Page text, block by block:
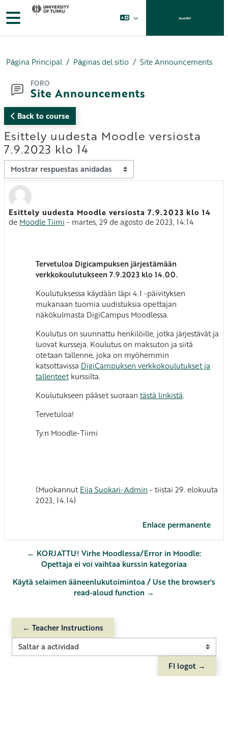
Salta al contenido principal
Panel lateral Acceder
Página Principal Páginas del sitio Site Announcements
FORO
Site Announcements
Back to course
Esittely uudesta Moodle versiosta
7.9.2023 klo 14
Mostrar modo
Esittely uudesta Moodle versiosta 7.9.2023 klo 14
de Moodle Tiimi - martes, 29 de agosto de 2023, 14:14
Número de respuestas: 0
Tervetuloa Digicampuksen järjestämään
verkkokoulutukseen 7.9.2023 klo 14.00.
Koulutuksessa käydään läpi 4.1 -päivityksen
mukanaan tuomia uudistuksia opettajan
näkökulmasta DigiCampus Moodlessa.
Koulutus on suunnattu henkilöille, jotka järjestävät ja
luovat kursseja. Koulutus on maksuton ja siitä
otetaan tallenne, joka on myöhemmin
katsottavissa DigiCampuksen verkkokoulutukset ja
tallenteetkurssilta.
Koulutukseen pääset suoraan tästä linkistä.
Tervetuloa!
Ty:n Moodle-Tiimi
(MuokannutEija Suokari-Admin - tiistai 29. elokuuta
2023, 14.14)
Enlace permanente
← KORJATTU! Virhe Moodlessa/Error in Moodle:
Opettaja ei voi vaihtaa kurssin kategoriaa
Käytä selaimen ääneenlukutoimintoa / Use the browser's
read-aloud function →
← Teacher Instructions
Saltar a actividad
FI logot →